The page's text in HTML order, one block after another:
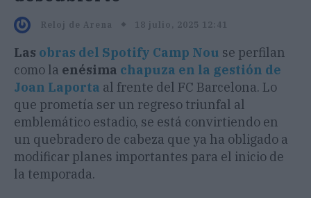
Reloj de Arena 18 julio, 2025 12:41
Las obras del Spotify Camp Nou se perfilan
como la enésima chapuza en la gestión de
Joan Laporta al frente del FC Barcelona. Lo
que prometía ser un regreso triunfal al
emblemático estadio, se está convirtiendo en
un quebradero de cabeza que ya ha obligado a
modificar planes importantes para el inicio de
la temporada.